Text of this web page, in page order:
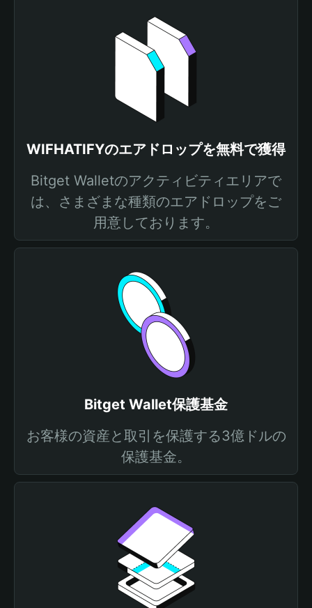
WIFHATIFYのエアドロップを無料で獲得
Bitget Walletのアクティビティエリアで
は、さまざまな種類のエアドロップをご
用意しております。
Bitget Wallet保護基金
お客様の資産と取引を保護する3億ドルの
保護基金。